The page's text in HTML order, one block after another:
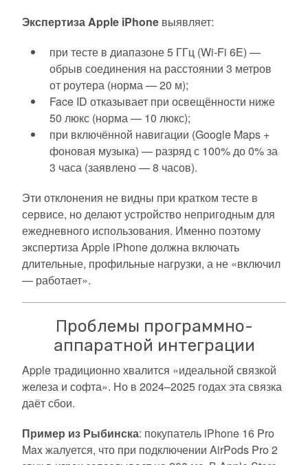
Экспертиза Apple iPhone выявляет:
при тесте в диапазоне 5 ГГц (Wi-Fi 6E) —
обрыв соединения на расстоянии 3 метров
от роутера (норма — 20 м);
Face ID отказывает при освещённости ниже
50 люкс (норма — 10 люкс);
при включённой навигации (Google Maps +
фоновая музыка) — разряд с 100% до 0% за
3 часа (заявлено — 8 часов).
Эти отклонения не видны при кратком тесте в
сервисе, но делают устройство непригодным для
ежедневного использования. Именно поэтому
экспертиза Apple iPhone должна включать
длительные, профильные нагрузки, а не «включил
— работает».
Проблемы программно-
аппаратной интеграции
Apple традиционно хвалится «идеальной связкой
железа и софта». Но в 2024–2025 годах эта связка
даёт сбои.
Пример из Рыбинска: покупатель iPhone 16 Pro
Max жалуется, что при подключении AirPods Pro 2